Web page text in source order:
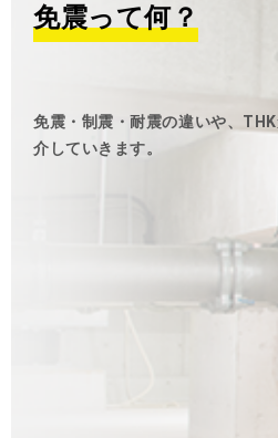
免震って何？
免震・制震・耐震の違いや、
介していきます。